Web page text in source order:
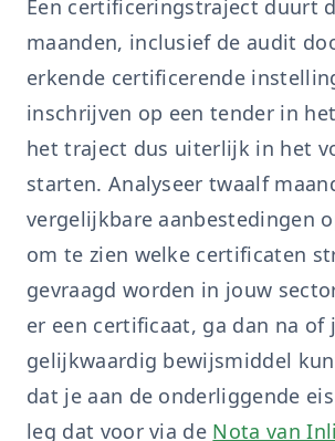
Een certificeringstraject duurt
maanden, inclusief de audit
erkende certificerende
inschrijven op een tender in
het traject dus uiterlijk in het
starten. Analyseer twaalf
vergelijkbare aanbestedingen
om te zien welke certificaten
gevraagd worden in jouw
er een certificaat, ga dan na of
gelijkwaardig bewijsmiddel
dat je aan de onderliggende
leg dat voor via de Nota van